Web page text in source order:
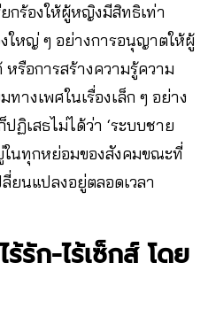
กร้องให้ผู้หญิงมีสิทธิเท่า
ใหญ่ ๆ อย่างการอนุญาตให้ผู้
รือการสร้างความรู้ความ
ทางเพศในเรื่องเล็ก ๆ อย่าง
ฏิเสธไม่ได้ว่า ‘ระบบชาย
ในทุกหย่อมของสังคมขณะที่
ยนแปลงอยู่ตลอดเวลา
รัก-ไร้เซ็กส์ โดย